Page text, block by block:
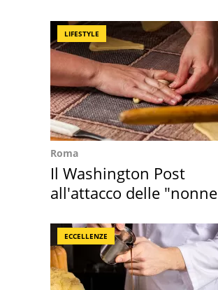
LIFESTYLE
Roma
Il Washington Post
all'attacco delle "nonne
ECCELLENZE